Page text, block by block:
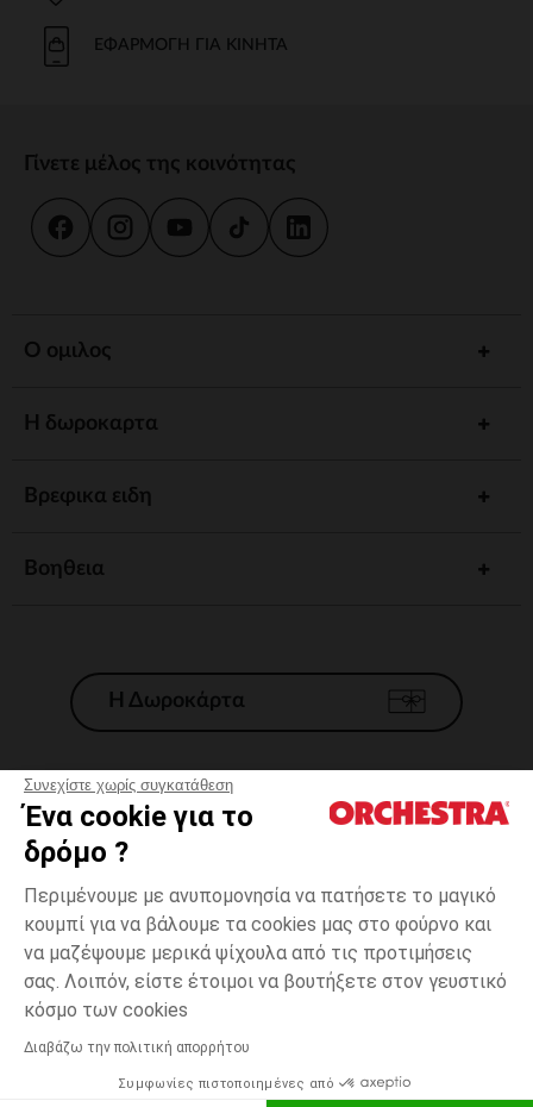
Συνεχίστε χωρίς συγκατάθεση
Ένα cookie για το
δρόμο ?
Περιμένουμε με ανυπομονησία να πατήσετε το μαγικό
κουμπί για να βάλουμε τα cookies μας στο φούρνο και
να μαζέψουμε μερικά ψίχουλα από τις προτιμήσεις
σας. Λοιπόν, είστε έτοιμοι να βουτήξετε στον γευστικό
κόσμο των cookies
Διαβάζω την πολιτική απορρήτου
Συμφωνίες πιστοποιημένες από
Λευκό
one
Δυνατότητα πληρωμής με
ΕΦΑΡΜΟΓΉ ΓΙΑ ΚΙΝΗΤΆ
Γίνετε μέλος της κοινότητας
Ο ομιλος
Η δωροκαρτα
Βρεφικα ειδη
Βοηθεια
Η Δωροκάρτα
Γενικοί 'Οροι Πώλησης
*Εμπορικες προσφορες
Προσωπικά δεδομένα
Διαχείρηση των cookies
Προσβασιμότητα: μη συμμορφούμενη
H Orchestra συμμετέχει στον κωδικά δεοντολογίας και στο σύστημα
μεσολάβησης της Γαλλικής Ομοσπονδίας Ηλεκτρονικού Εμπορίου.